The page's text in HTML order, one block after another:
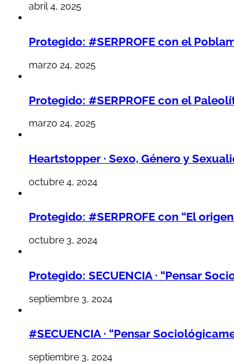
abril 4, 2025
Protegido: #SERPROFE con el
marzo 24, 2025
Protegido: #SERPROFE con el
marzo 24, 2025
Heartstopper · Sexo, Género y
octubre 4, 2024
Protegido: #SERPROFE con “El origen
octubre 3, 2024
Protegido: SECUENCIA · “Pensar
septiembre 3, 2024
#SECUENCIA · “Pensar
septiembre 3, 2024